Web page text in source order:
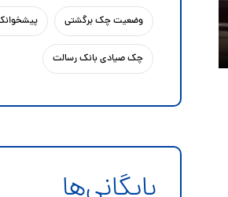
وضعیت چک برگشتی
چک صیادی بانک رسالت